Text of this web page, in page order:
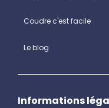
Coudre c'est facile
Le blog
Informations